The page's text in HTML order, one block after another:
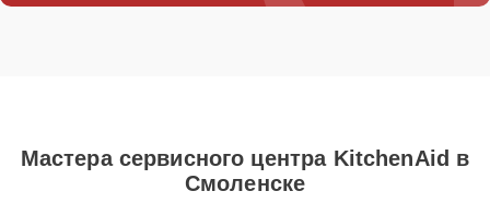
Мастера сервисного центра KitchenAid в
Смоленске